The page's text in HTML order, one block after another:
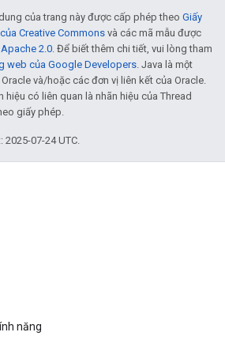
của trang này được cấp phép theo Giấy
Creative Commons và các mã mẫu được
2.0. Để biết thêm chi tiết, vui lòng tham
web của Google Developers. Java là một
và/hoặc các đơn vị liên kết của Oracle.
hiệu có liên quan là nhãn hiệu của Thread
giấy phép.
2025-07-24 UTC.
năng